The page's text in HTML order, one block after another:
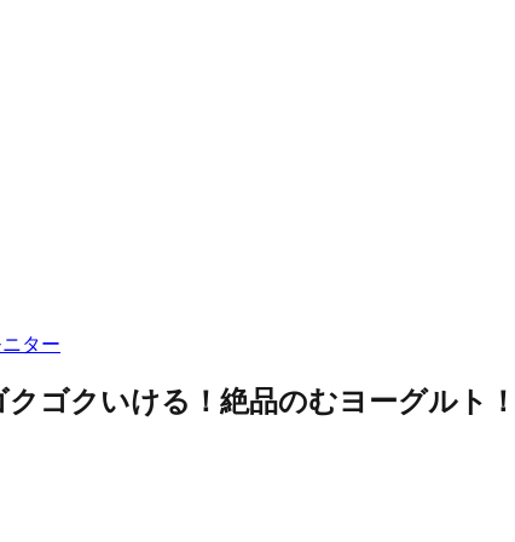
ター
ゴクいける！絶品のむヨーグルト